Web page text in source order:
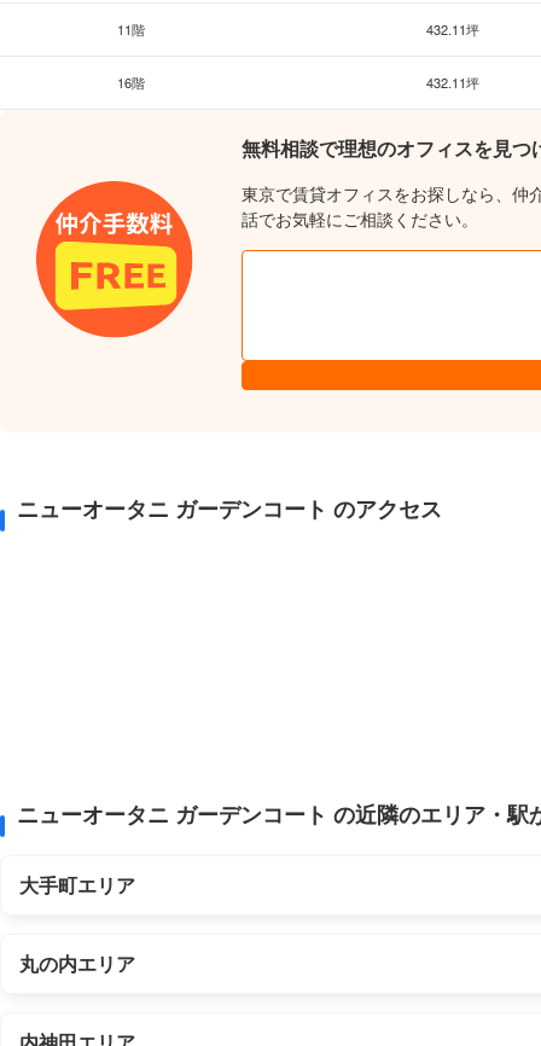
11階 432.11坪
16階 432.11坪
無料相談で理想のオフィスを見つ
東京で賃貸オフィスをお探しなら、仲
話でお気軽にご相談ください。
ニューオータニ ガーデンコート のアクセス
ニューオータニ ガーデンコート の近隣のエリア・駅
大手町エリア
丸の内エリア